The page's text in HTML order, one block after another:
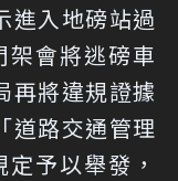
進入地磅站過
會將逃磅車
再將違規證據
道路交通管理
予以舉發，